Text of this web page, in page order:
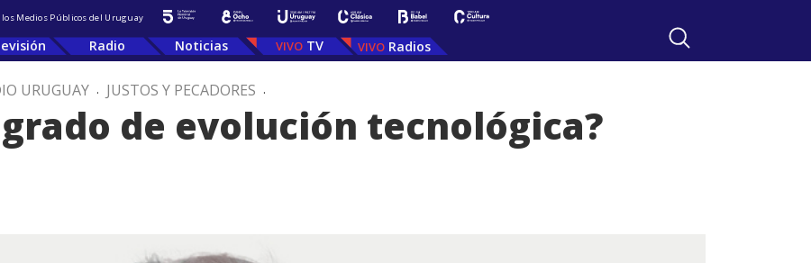
los Medios Públicos del Uruguay
Radio Noticias TV Radios
URUGUAY . JUSTOS Y PECADORES .
de evolución tecnológica?